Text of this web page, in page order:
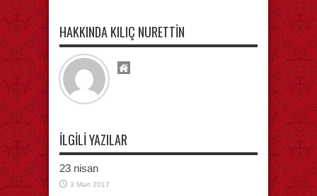
HAKKINDA KILIÇ NURETTIN
İLGILI YAZILAR
23 nisan
3 Mart 2017